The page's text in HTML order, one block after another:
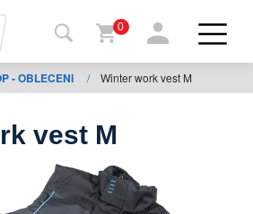
0
- OBLECENI / Winter work vest M
vest M